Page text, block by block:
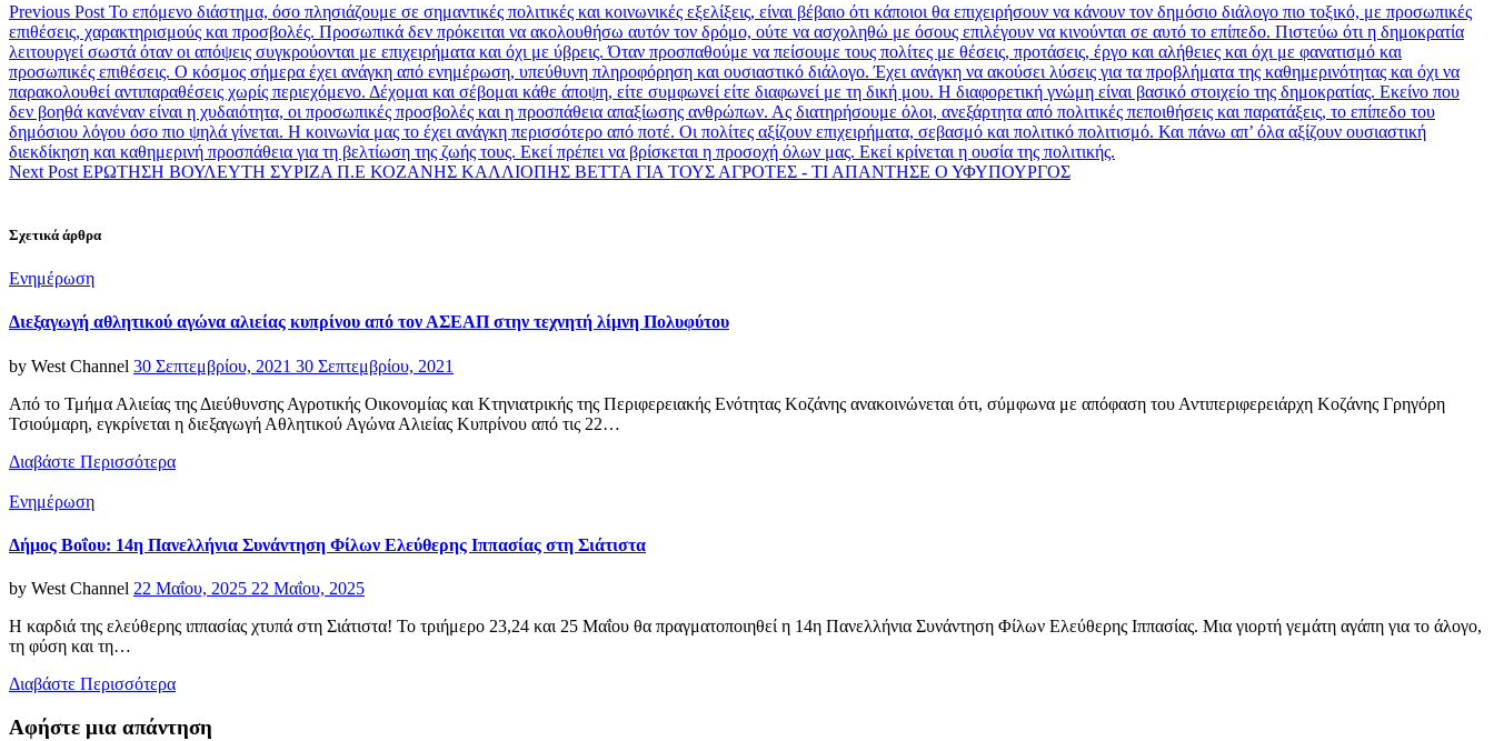
Previous Post Το επόμενο διάστημα, όσο πλησιάζουμε σε σημαντικές πολιτικές και κοινωνικές εξελίξεις, είναι βέβαιο ότι κάποιοι θα επιχειρήσουν να κάνουν τον δημόσιο διάλογο πιο τοξικό, με προσωπικές
επιθέσεις, χαρακτηρισμούς και προσβολές. Προσωπικά δεν πρόκειται να ακολουθήσω αυτόν τον δρόμο, ούτε να ασχοληθώ με όσους επιλέγουν να κινούνται σε αυτό το επίπεδο. Πιστεύω ότι η δημοκρατία
λειτουργεί σωστά όταν οι απόψεις συγκρούονται με επιχειρήματα και όχι με ύβρεις. Όταν προσπαθούμε να πείσουμε τους πολίτες με θέσεις, προτάσεις, έργο και αλήθειες και όχι με φανατισμό και
προσωπικές επιθέσεις. Ο κόσμος σήμερα έχει ανάγκη από ενημέρωση, υπεύθυνη πληροφόρηση και ουσιαστικό διάλογο. Έχει ανάγκη να ακούσει λύσεις για τα προβλήματα της καθημερινότητας και όχι να
παρακολουθεί αντιπαραθέσεις χωρίς περιεχόμενο. Δέχομαι και σέβομαι κάθε άποψη, είτε συμφωνεί είτε διαφωνεί με τη δική μου. Η διαφορετική γνώμη είναι βασικό στοιχείο της δημοκρατίας. Εκείνο που
δεν βοηθά κανέναν είναι η χυδαιότητα, οι προσωπικές προσβολές και η προσπάθεια απαξίωσης ανθρώπων. Ας διατηρήσουμε όλοι, ανεξάρτητα από πολιτικές πεποιθήσεις και παρατάξεις, το επίπεδο του
δημόσιου λόγου όσο πιο ψηλά γίνεται. Η κοινωνία μας το έχει ανάγκη περισσότερο από ποτέ. Οι πολίτες αξίζουν επιχειρήματα, σεβασμό και πολιτικό πολιτισμό. Και πάνω απ’ όλα αξίζουν ουσιαστική
διεκδίκηση και καθημερινή προσπάθεια για τη βελτίωση της ζωής τους. Εκεί πρέπει να βρίσκεται η προσοχή όλων μας. Εκεί κρίνεται η ουσία της πολιτικής.
Next Post ΕΡΩΤΗΣΗ ΒΟΥΛΕΥΤΗ ΣΥΡΙΖΑ Π.Ε ΚΟΖΑΝΗΣ ΚΑΛΛΙΟΠΗΣ ΒΕΤΤΑ ΓΙΑ ΤΟΥΣ ΑΓΡΟΤΕΣ - ΤΙ ΑΠΑΝΤΗΣΕ Ο ΥΦΥΠΟΥΡΓΟΣ
Σχετικά άρθρα
Categories
Ενημέρωση
Διεξαγωγή αθλητικού αγώνα αλιείας κυπρίνου από τον ΑΣΕΑΠ στην τεχνητή λίμνη Πολυφύτου
by West Channel Posted
30 Σεπτεμβρίου, 2021 30 Σεπτεμβρίου, 2021
Από το Τμήμα Αλιείας της Διεύθυνσης Αγροτικής Οικονομίας και Κτηνιατρικής της Περιφερειακής Ενότητας Κοζάνης ανακοινώνεται ότι, σύμφωνα με απόφαση του Αντιπεριφερειάρχη Κοζάνης Γρηγόρη
Τσιούμαρη, εγκρίνεται η διεξαγωγή Αθλητικού Αγώνα Αλιείας Κυπρίνου από τις 22…
Διαβάστε Περισσότερα
Categories
Ενημέρωση
Δήμος Βοΐου: 14η Πανελλήνια Συνάντηση Φίλων Ελεύθερης Ιππασίας στη Σιάτιστα
by West Channel Posted
22 Μαΐου, 2025 22 Μαΐου, 2025
Η καρδιά της ελεύθερης ιππασίας χτυπά στη Σιάτιστα! Το τριήμερο 23,24 και 25 Μαΐου θα πραγματοποιηθεί η 14η Πανελλήνια Συνάντηση Φίλων Ελεύθερης Ιππασίας. Μια γιορτή γεμάτη αγάπη για το άλογο,
τη φύση και τη…
Διαβάστε Περισσότερα
Αφήστε μια απάντηση